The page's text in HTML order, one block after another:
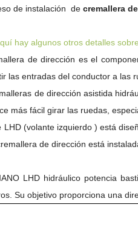
de instalación decremallera
hay algunos otros detalles
de dirección es el
las entradas del conductor a las
de dirección asistida
más fácil girar las ruedas,
LHD (volante izquierdo ) está
de dirección está
LHD hidráulico potencia
Su objetivo proporciona una